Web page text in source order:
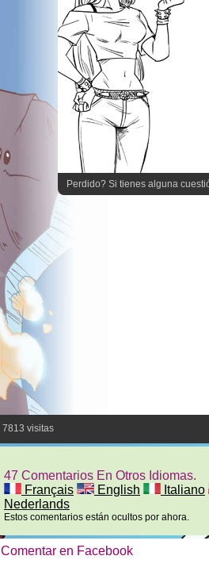
Perdido? Si tienes alguna
7813 visitas
47 Comentarios En Otros Idiomas.
Français
English Italiano
Nederlands
Estos comentarios están ocultos por ahora.
Comentar en Facebook